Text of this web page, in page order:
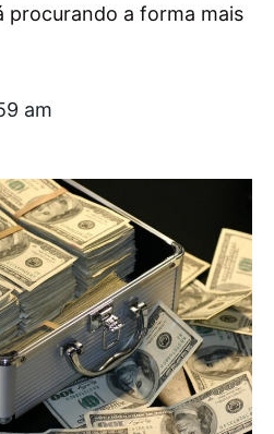
procurando a forma mais
am